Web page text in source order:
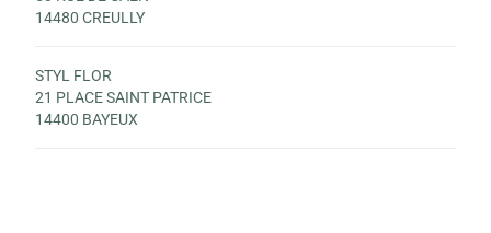
14480 CREULLY
STYL FLOR
21 PLACE SAINT PATRICE
14400 BAYEUX